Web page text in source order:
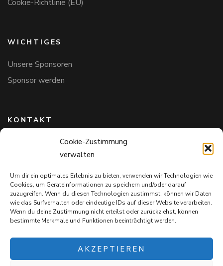
Cookie-Zustimmung
verwalten
Um dir ein optimales Erlebnis zu bieten, verwenden wir Technologien wie
Cookies, um Geräteinformationen zu speichern und/oder darauf
zuzugreifen. Wenn du diesen Technologien zustimmst, können wir Daten
wie das Surfverhalten oder eindeutige IDs auf dieser Website verarbeiten.
Wenn du deine Zustimmung nicht erteilst oder zurückziehst, können
bestimmte Merkmale und Funktionen beeinträchtigt werden.
AKZEPTIEREN
Cookie-Richtlinie (EU)
WICHTIGES
Unsere Sponsoren
Sponsor werden
KONTAKT
Hundefreunde in Bayern e.V.
Markus Willi Ebert
97711 Maßbach
+49 172 85 64 937
Hundefreundeinbayern@web.de